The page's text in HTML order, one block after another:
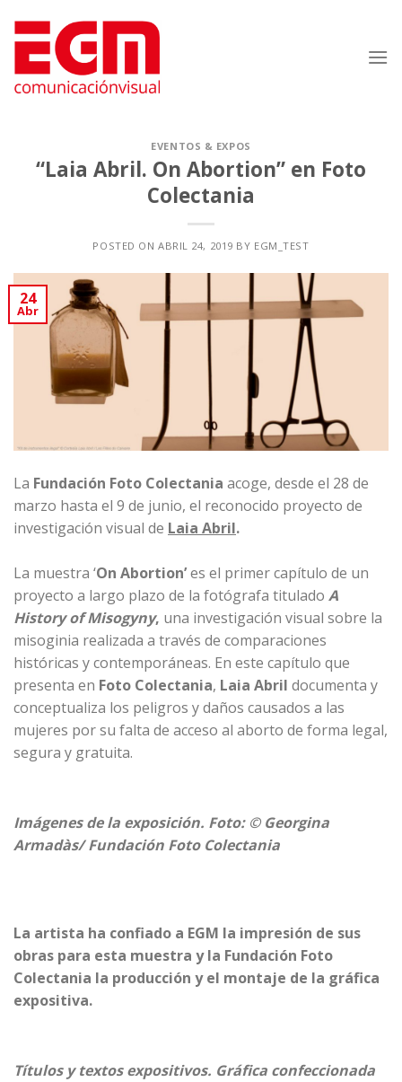
contenido
EVENTOS & EXPOS
“Laia Abril. On Abortion” en Foto
Colectania
POSTED ONABRIL 24, 2019 BY EGM_TEST
24
Abr
La Fundación Foto Colectania acoge, desde el 28 de
marzo hasta el 9 de junio, el reconocido proyecto de
investigación visual de Laia Abril.
La muestra ‘On Abortion’es el primer capítulo de un
proyecto a largo plazo de la fotógrafa titulado A
History of Misogyny, una investigación visual sobre la
misoginia realizada a través de comparaciones
históricas y contemporáneas. En este capítulo que
presenta en Foto Colectania, Laia Abril documenta y
conceptualiza los peligros y daños causados a las
mujeres por su falta de acceso al aborto de forma legal,
segura y gratuita.
Imágenes de la exposición. Foto: © Georgina
Armadàs/ Fundación Foto Colectania
La artista ha confiado a EGM la impresión de sus
obras para esta muestra y la Fundación Foto
Colectania la producción y el montaje de la gráfica
expositiva.
Títulos y textos expositivos. Gráfica confeccionada